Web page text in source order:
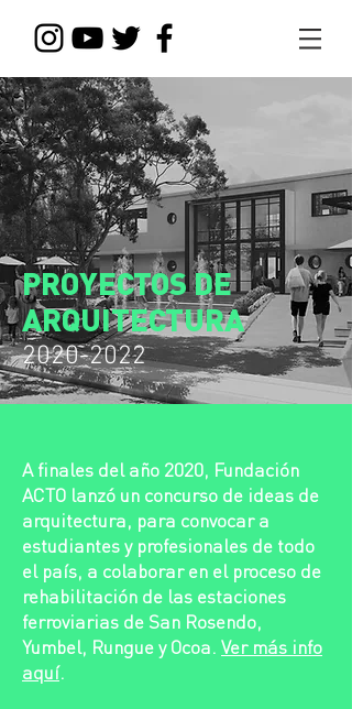
PROYECTOS DE
ARQUITECTURA
2020-2022
A finales del año 2020, Fundación
ACTO lanzó un concurso de ideas de
arquitectura, para convocar a
estudiantes y profesionales de todo
el país, a colaborar en el proceso de
rehabilitación de las estaciones
ferroviarias de San Rosendo,
Yumbel, Rungue y Ocoa. Ver más info
aquí.